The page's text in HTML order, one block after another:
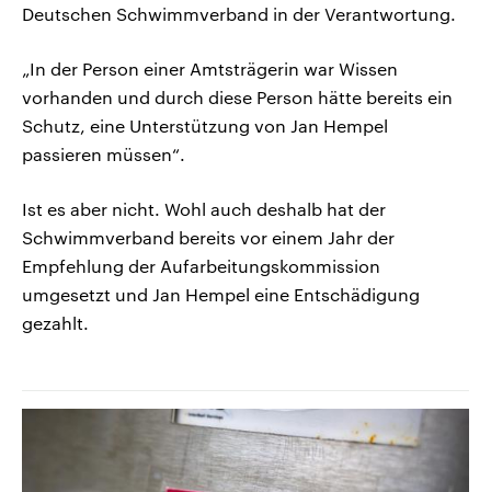
Deutschen Schwimmverband in der Verantwortung.
„In der Person einer Amtsträgerin war Wissen
vorhanden und durch diese Person hätte bereits ein
Schutz, eine Unterstützung von Jan Hempel
passieren müssen“.
Ist es aber nicht. Wohl auch deshalb hat der
Schwimmverband bereits vor einem Jahr der
Empfehlung der Aufarbeitungskommission
umgesetzt und Jan Hempel eine Entschädigung
gezahlt.